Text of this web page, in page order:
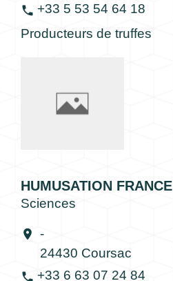
phone +33 5 53 54 64 18
Producteurs de truffes
HUMUSATION FRANCE
Sciences
location_on -
24430 Coursac
phone +33 6 63 07 24 84